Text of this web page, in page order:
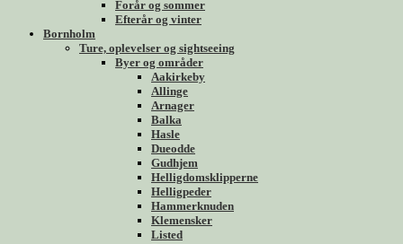
Forår og sommer
Efterår og vinter
Bornholm
Ture, oplevelser og sightseeing
Byer og områder
Aakirkeby
Allinge
Arnager
Balka
Hasle
Dueodde
Gudhjem
Helligdomsklipperne
Helligpeder
Hammerknuden
Klemensker
Listed